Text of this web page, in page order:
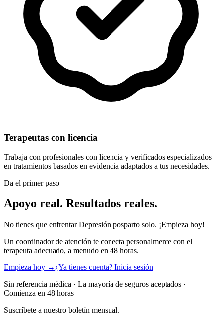
Terapeutas con licencia
Trabaja con profesionales con licencia y verificados especializados
en tratamientos basados en evidencia adaptados a tus necesidades.
Da el primer paso
Apoyo real. Resultados reales.
No tienes que enfrentar Depresión posparto solo. ¡Empieza hoy!
Un coordinador de atención te conecta personalmente con el
terapeuta adecuado, a menudo en 48 horas.
Empieza hoy → ¿Ya tienes cuenta? Inicia sesión
Sin referencia médica · La mayoría de seguros aceptados ·
Comienza en 48 horas
Suscríbete a nuestro boletín mensual.